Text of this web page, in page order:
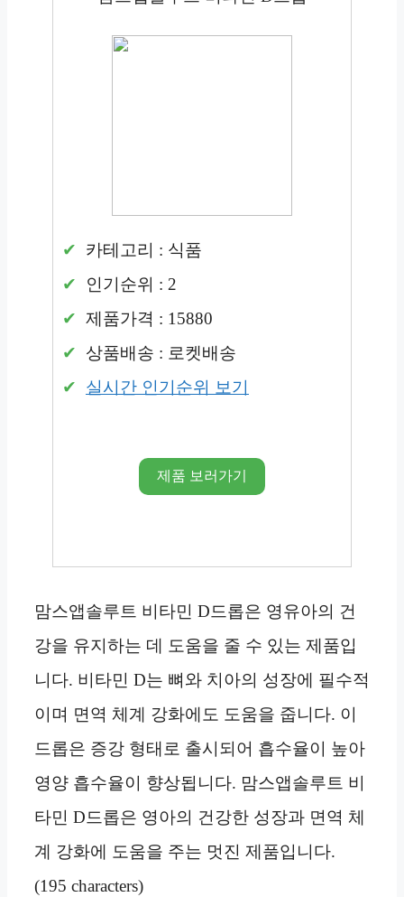
카테고리 : 식품
인기순위 : 2
제품가격 : 15880
상품배송 : 로켓배송
실시간 인기순위 보기
제품 보러가기
맘스앱솔루트 비타민 D드롭은 영유아의 건
강을 유지하는 데 도움을 줄 수 있는 제품입
니다. 비타민 D는 뼈와 치아의 성장에 필수적
이며 면역 체계 강화에도 도움을 줍니다. 이
드롭은 증강 형태로 출시되어 흡수율이 높아
영양 흡수율이 향상됩니다. 맘스앱솔루트 비
타민 D드롭은 영아의 건강한 성장과 면역 체
계 강화에 도움을 주는 멋진 제품입니다.
(195 characters)